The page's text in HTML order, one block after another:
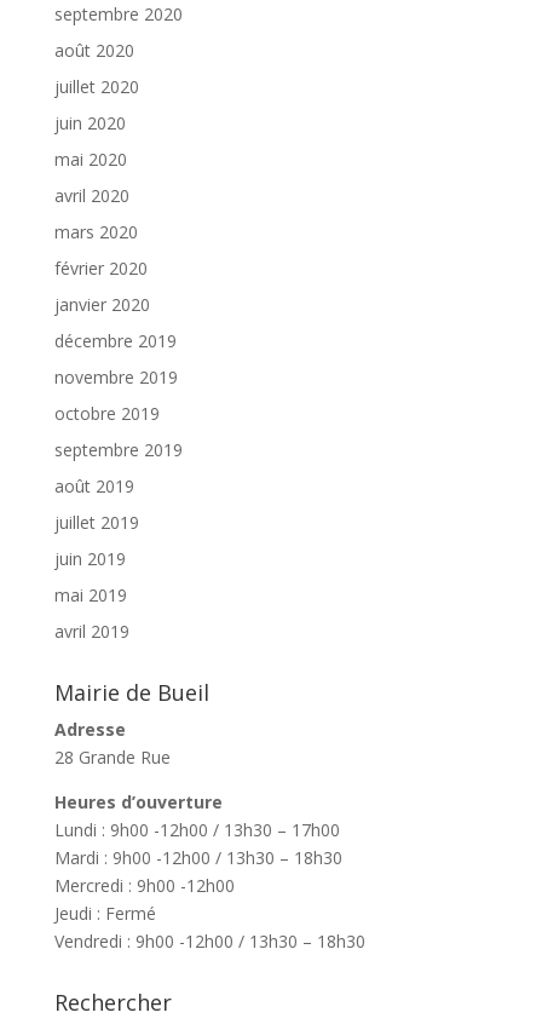
septembre 2020
août 2020
juillet 2020
juin 2020
mai 2020
avril 2020
mars 2020
février 2020
janvier 2020
décembre 2019
novembre 2019
octobre 2019
septembre 2019
août 2019
juillet 2019
juin 2019
mai 2019
avril 2019
Mairie de Bueil
Adresse
28 Grande Rue
Heures d’ouverture
Lundi : 9h00 -12h00 / 13h30 – 17h00
Mardi : 9h00 -12h00 / 13h30 – 18h30
Mercredi : 9h00 -12h00
Jeudi : Fermé
Vendredi : 9h00 -12h00 / 13h30 – 18h30
Rechercher